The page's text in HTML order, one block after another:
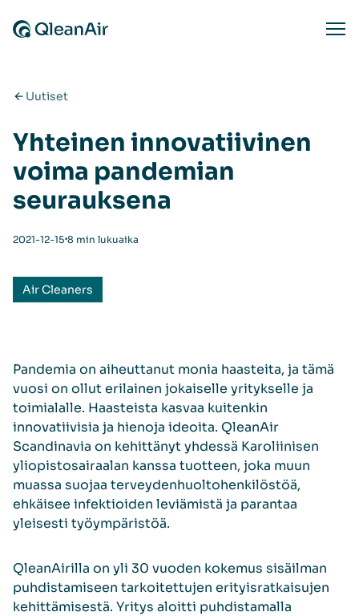
Uutiset
Yhteinen innovatiivinen
voima pandemian
seurauksena
2021-12-15⋅8 min lukuaika
Air Cleaners
Pandemia on aiheuttanut monia haasteita, ja tämä
vuosi on ollut erilainen jokaiselle yritykselle ja
toimialalle. Haasteista kasvaa kuitenkin
innovatiivisia ja hienoja ideoita. QleanAir
Scandinavia on kehittänyt yhdessä Karoliinisen
yliopistosairaalan kanssa tuotteen, joka muun
muassa suojaa terveydenhuoltohenkilöstöä,
ehkäisee infektioiden leviämistä ja parantaa
yleisesti työympäristöä.
QleanAirilla on yli 30 vuoden kokemus sisäilman
puhdistamiseen tarkoitettujen erityisratkaisujen
kehittämisestä. Yritys aloitti puhdistamalla